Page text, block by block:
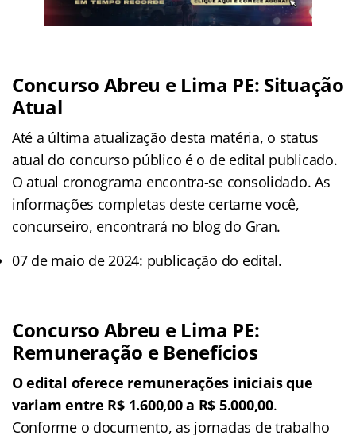
Concurso Abreu e Lima PE: Situação
Atual
Até a última atualização desta matéria, o status
atual do concurso público é o de edital publicado.
O atual cronograma encontra-se consolidado. As
informações completas deste certame você,
concurseiro, encontrará no blog do Gran.
07 de maio de 2024: publicação do edital.
Concurso Abreu e Lima PE:
Remuneração e Benefícios
O edital oferece remunerações iniciais que
variam entre R$ 1.600,00 a R$ 5.000,00.
Conforme o documento, as jornadas de trabalho